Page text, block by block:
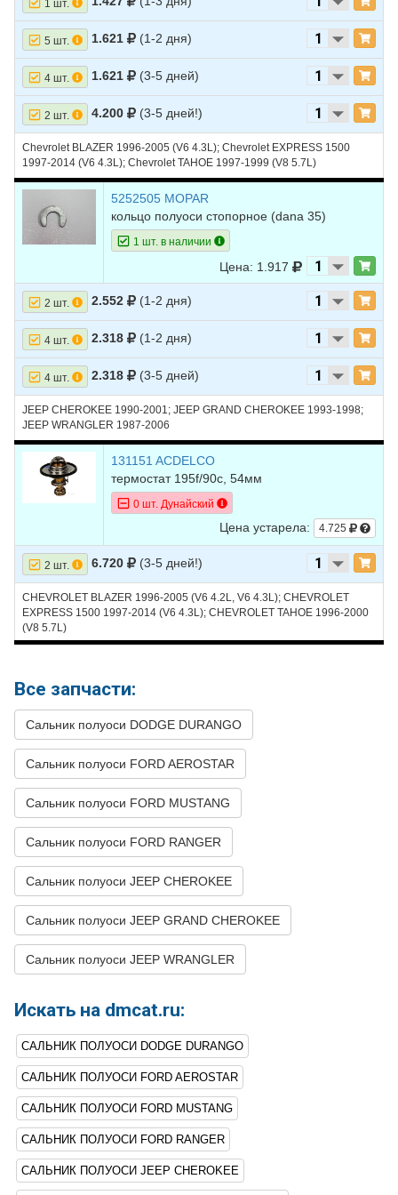
27 FORD MUSTANG 2010
28 FORD MUSTANG 2010
29 FORD
30 FORD MUSTANG 2009 V8 4.6L
31 FORD MUSTANG 2008
32 FORD MUSTANG 2008 V8 4.6L
33 FORD MUSTANG 2008
V8 5.4L SUPERCHARGED -
34 FORD MUSTANG 2007 V6 4.0L
V8 4.6L
36 FORD
V8 5.4L SUPERCHARGED -
37 FORD MUSTANG 2006
38 FORD
39 FORD MUSTANG 2005 V6 4.0L
40 FORD MUSTANG
FORD MUSTANG 2004
FORD MUSTANG 2004 V6 3.9L
MUSTANG 2004 V8 4.6L - SOHC
44 FORD MUSTANG 2004 V8 4.6L - DOHC
45 FORD
Supercharged
46 FORD
48 FORD MUSTANG
49 FORD MUSTANG 2003
V8 4.6L SUPERCHARGED -
Supercharged
50 MUSTANG 2003 V8 4.9L
51 FORD MUSTANG 2002 V6 3.8L
52 FORD MUSTANG 2002 V8 4.6L
53 FORD MUSTANG 2002
54 FORD MUSTANG 2001 V6 3.8L
55 FORD MUSTANG 2001 V8 4.6L - DOHC
V8 4.9L
58
60 FORD MUSTANG 2000 V8 5.4L
61 FORD MUSTANG 1999 V6 3.8L
62 FORD MUSTANG 1999 V8 4.6L - SOHC
63 FORD MUSTANG 1999 V8 4.6L - DOHC
64 FORD MUSTANG 1999 V8 4.9L
1 шт.
5 шт. 1.621 (1-2 дня)
4 шт. 1.621 (3-5 дней)
2 шт. 4.200 (3-5 дней!)
Chevrolet BLAZER 1996-2005 (V6 4.3L); Chevrolet EXPRESS 1500
1997-2014 (V6 4.3L); Chevrolet TAHOE 1997-1999 (V8 5.7L)
5252505 MOPAR
кольцо полуоси стопорное (dana 35)
1 шт. в наличии
Цена: 1.917
2 шт. 2.552 (1-2 дня)
4 шт. 2.318 (1-2 дня)
4 шт. 2.318 (3-5 дней)
JEEP CHEROKEE 1990-2001; JEEP GRAND CHEROKEE 1993-1998;
JEEP WRANGLER 1987-2006
131151 ACDELCO
термостат 195f/90c, 54мм
0 шт. Дунайский
Цена устарела: 4.725
2 шт. 6.720 (3-5 дней!)
CHEVROLET BLAZER 1996-2005 (V6 4.2L, V6 4.3L); CHEVROLET
EXPRESS 1500 1997-2014 (V6 4.3L); CHEVROLET TAHOE 1996-2000
(V8 5.7L)
Все запчасти:
Сальник полуоси DODGE DURANGO
Сальник полуоси FORD AEROSTAR
Сальник полуоси FORD MUSTANG
Сальник полуоси FORD RANGER
Сальник полуоси JEEP CHEROKEE
Сальник полуоси JEEP GRAND CHEROKEE
Сальник полуоси JEEP WRANGLER
Искать на dmcat.ru:
САЛЬНИК ПОЛУОСИ DODGE DURANGO
САЛЬНИК ПОЛУОСИ FORD AEROSTAR
САЛЬНИК ПОЛУОСИ FORD MUSTANG
САЛЬНИК ПОЛУОСИ FORD RANGER
САЛЬНИК ПОЛУОСИ JEEP CHEROKEE